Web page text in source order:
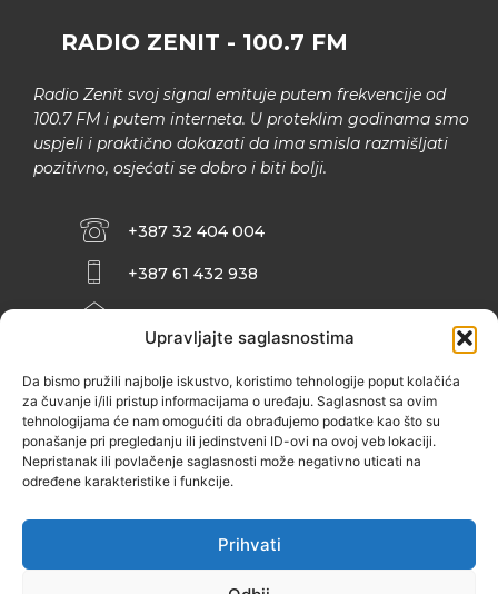
Upravljajte saglasnostima
Da bismo pružili najbolje iskustvo, koristimo tehnologije poput kolačića
za čuvanje i/ili pristup informacijama o uređaju. Saglasnost sa ovim
tehnologijama će nam omogućiti da obrađujemo podatke kao što su
ponašanje pri pregledanju ili jedinstveni ID-ovi na ovoj veb lokaciji.
Nepristanak ili povlačenje saglasnosti može negativno uticati na
određene karakteristike i funkcije.
Prihvati
RADIO ZENIT - 100.7 FM
Radio Zenit svoj signal emituje putem frekvencije od
100.7 FM i putem interneta. U proteklim godinama smo
uspjeli i praktično dokazati da ima smisla razmišljati
pozitivno, osjećati se dobro i biti bolji.
+387 32 404 004
+387 61 432 938
INFO@ZENIT.BA
ZENIČANKA, 3. SPRAT), 72000 ZENICA